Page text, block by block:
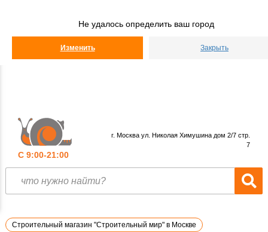
Не удалось определить ваш город
Изменить Закрыть
С 9:00-21:00
г. Москва ул. Николая Химушина дом 2/7 стр.
7
Строительный магазин "Строительный мир" в Москве